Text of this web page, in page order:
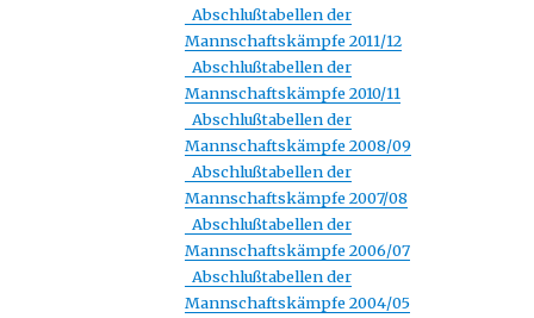
Abschlußtabellen der
Mannschaftskämpfe 2011/12
Abschlußtabellen der
Mannschaftskämpfe 2010/11
Abschlußtabellen der
Mannschaftskämpfe 2008/09
Abschlußtabellen der
Mannschaftskämpfe 2007/08
Abschlußtabellen der
Mannschaftskämpfe 2006/07
Abschlußtabellen der
Mannschaftskämpfe 2004/05